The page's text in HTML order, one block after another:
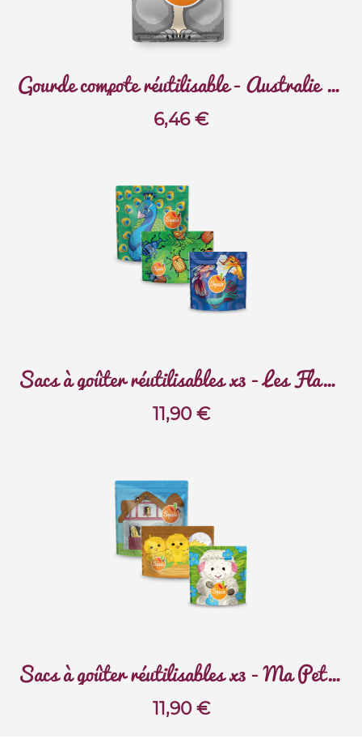
Gourde compote réutilisable - Australie - Koala
6,46€
Sacs à goûter réutilisables x3 - Les Flamboyants
11,90€
Sacs à goûter réutilisables x3 - Ma Petite Ferme
11,90€